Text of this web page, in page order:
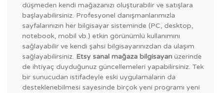
düşmeden kendi mağazanızı oluşturabilir ve satışlara
başlayabilirsiniz. Profesyonel danışmanlarımızla
sayfalarınızın her bilgisayar sisteminde (PC, desktop,
notebook, mobil vb.) etkin görünümlü kullanımını
sağlayabilir ve kendi şahsi bilgisayarınızdan da ulaşım
sağlayabilirsiniz. Etsy sanal mağaza bilgisayarı üzerinde
de ihtiyaç duyduğunuz güncellemeleri yapabilirsiniz. Tek
bir sunucudan istifadeyle eski uygulamaların da
desteklenebilmesi sayesinde birçok yeni programı yeni